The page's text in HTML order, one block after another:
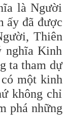
là Người
ấy đã được
Thiên
nghĩa Kinh
ta tham dự
một kinh
không chỉ
phá những